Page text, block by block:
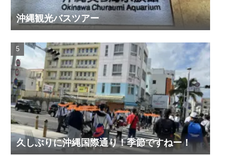
沖縄観光バスツアー
久しぶりに沖縄国際通り！季節ですねー！